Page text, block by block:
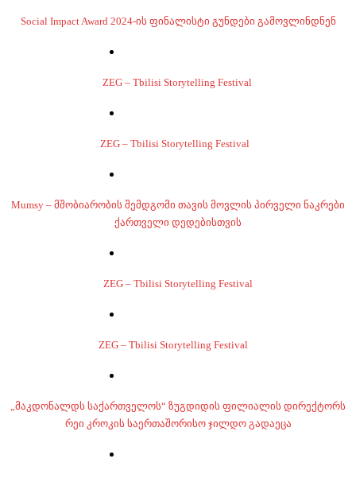
Social Impact Award 2024-ის ფინალისტი გუნდები გამოვლინდნენ
ZEG – Tbilisi Storytelling Festival
ZEG – Tbilisi Storytelling Festival
Mumsy – მშობიარობის შემდგომი თავის მოვლის პირველი ნაკრები
ქართველი დედებისთვის
ZEG – Tbilisi Storytelling Festival
ZEG – Tbilisi Storytelling Festival
„მაკდონალდს საქართველოს“ ზუგდიდის ფილიალის დირექტორს
რეი კროკის საერთაშორისო ჯილდო გადაეცა